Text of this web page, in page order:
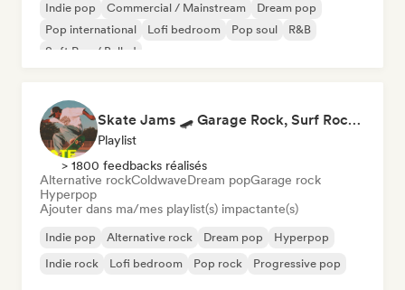
Indie pop Commercial / Mainstream
Dream pop
Pop international
Lofi bedroom Pop soul
R&B
Soft Pop / Ballad
Skate Jams 🛹 Garage Rock, Surf Rock & Neo-Psych
Playlist
> 1800 feedbacks réalisés
Alternative rockColdwaveDream popGarage rock
Hyperpop
Ajouter dans ma/mes playlist(s) impactante(s)
Indie pop Alternative rock Dream pop
Hyperpop
Indie rock
Lofi bedroom Pop rock Progressive pop